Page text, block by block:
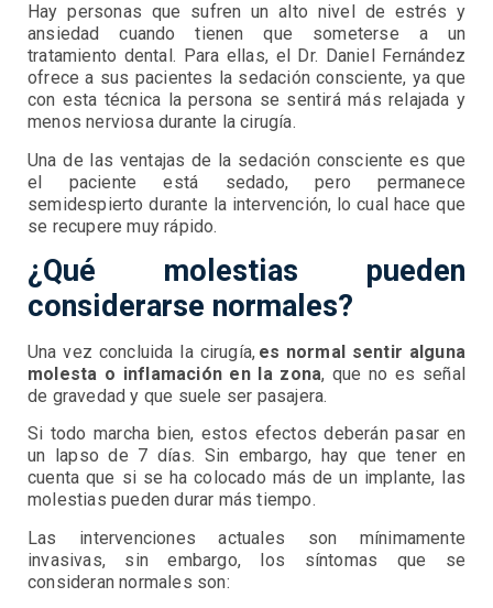
Hay personas que sufren un alto nivel de estrés y
ansiedad cuando tienen que someterse a un
tratamiento dental. Para ellas, el Dr. Daniel Fernández
ofrece a sus pacientes la sedación consciente, ya que
con esta técnica la persona se sentirá más relajada y
menos nerviosa durante la cirugía.
Una de las ventajas de la sedación consciente es que
el paciente está sedado, pero permanece
semidespierto durante la intervención, lo cual hace que
se recupere muy rápido.
¿Qué molestias pueden
considerarse normales?
Una vez concluida la cirugía, es normal sentir alguna
molesta o inflamación en la zona, que no es señal
de gravedad y que suele ser pasajera.
Si todo marcha bien, estos efectos deberán pasar en
un lapso de 7 días. Sin embargo, hay que tener en
cuenta que si se ha colocado más de un implante, las
molestias pueden durar más tiempo.
Las intervenciones actuales son mínimamente
invasivas, sin embargo, los síntomas que se
consideran normales son: